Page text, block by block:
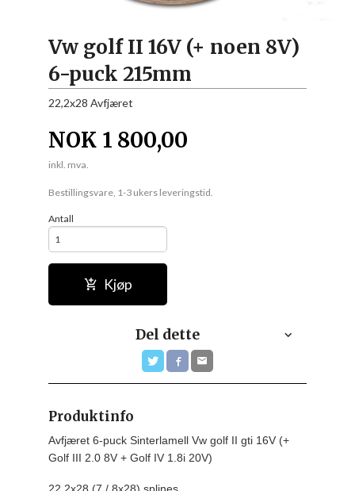
Vw golf II 16V (+ noen 8V)
6-puck 215mm
22,2x28 Avfjæret
NOK 1 800,00
inkl. mva.
Bestillingsvare, 1-3 ukers leveringstid.
Antall
Kjøp
Del dette
Produktinfo
Avfjæret 6-puck Sinterlamell Vw golf II gti 16V (+
Golf III 2.0 8V + Golf IV 1.8i 20V)